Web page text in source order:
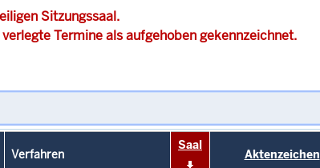
Sitzungssaal.
Termine als aufgehoben gekennzeichnet.
Verfahren
Saal
Aktenzeichen